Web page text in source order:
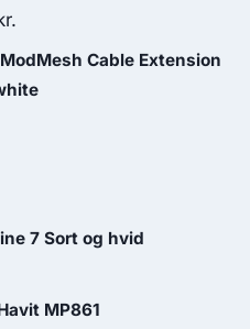
price
is:
Cable Extension
7 Sort og hvid
MP861